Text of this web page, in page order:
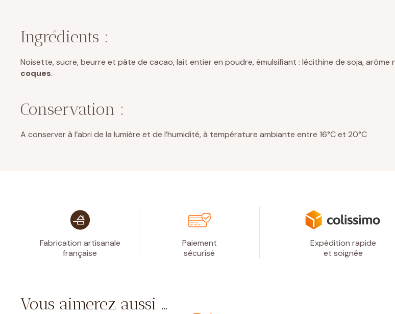
Ingrédients :
Noisette, sucre, beurre et pâte de cacao, lait entier en poudre, émulsifiant : lécithine de soja,
coques.
Conservation :
A conserver à l’abri de la lumière et de l’humidité, à température ambiante entre 16°C et 20°C
Fabrication artisanale
française
Paiement
sécurisé
Expédition rapide
et soignée
Vous aimerez aussi …